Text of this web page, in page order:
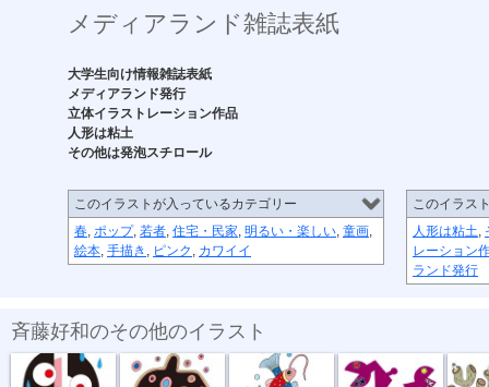
メディアランド雑誌表紙
大学生向け情報雑誌表紙
メディアランド発行
立体イラストレーション作品
人形は粘土
その他は発泡スチロール
このイラストが入っているカテゴリー
春, ポップ, 若者, 住宅・民家, 明るい・楽しい, 童画,
絵本, 手描き , ピンク , カワイイ
このイラス
人形は粘土,
レーション
ランド発行
斉藤好和のその他のイラスト
傘がない 正体不明 深海の恋